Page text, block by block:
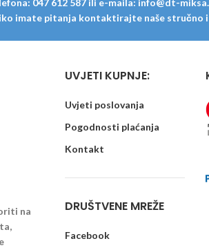
047 612 587 ili e-maila: info@dt-
imate pitanja kontaktirajte naše stručno i
na
UVJETI KUPNJE:
Uvjeti poslovanja
Pogodnosti plaćanja
Kontakt
DRUŠTVENE MREŽE
Facebook